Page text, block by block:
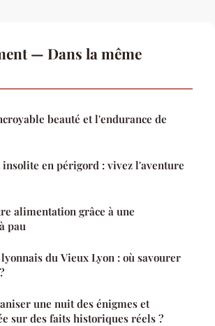
— Dans la même
beauté et l'endurance de
en périgord : vivez l'aventure
alimentation grâce à une
pau
du Vieux Lyon : où savourer
une nuit des énigmes et
sur des faits historiques réels ?